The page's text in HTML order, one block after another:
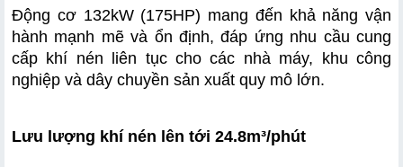
Động cơ 132kW (175HP) mang đến khả năng vận
hành mạnh mẽ và ổn định, đáp ứng nhu cầu cung
cấp khí nén liên tục cho các nhà máy, khu công
nghiệp và dây chuyền sản xuất quy mô lớn.
Lưu lượng khí nén lên tới 24.8m³/phút